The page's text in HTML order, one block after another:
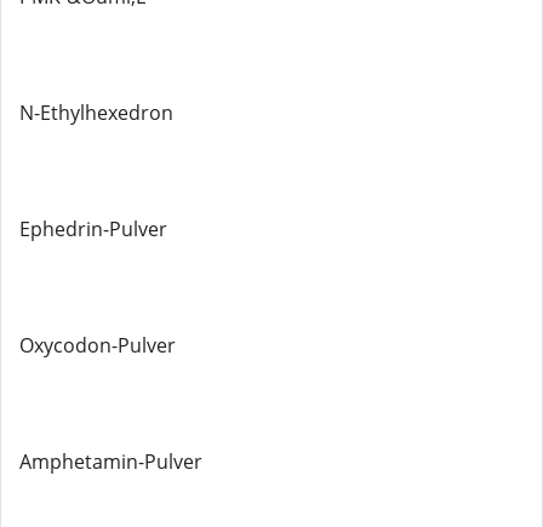
N-Ethylhexedron
Ephedrin-Pulver
Oxycodon-Pulver
Amphetamin-Pulver